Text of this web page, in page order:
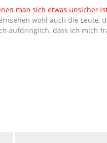
man sich etwas unsicher
wohl auch die Leute,
aufdringlich, dass ich mich